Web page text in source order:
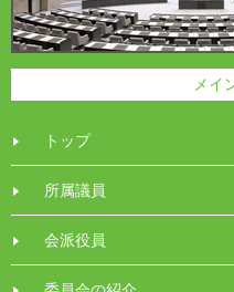
メイ
トップ
所属議員
会派役員